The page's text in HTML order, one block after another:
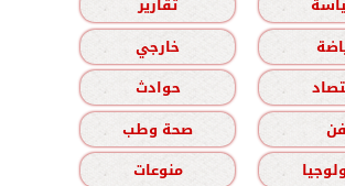
خارجي
حوادث
فن
صحة وطب
منوعات